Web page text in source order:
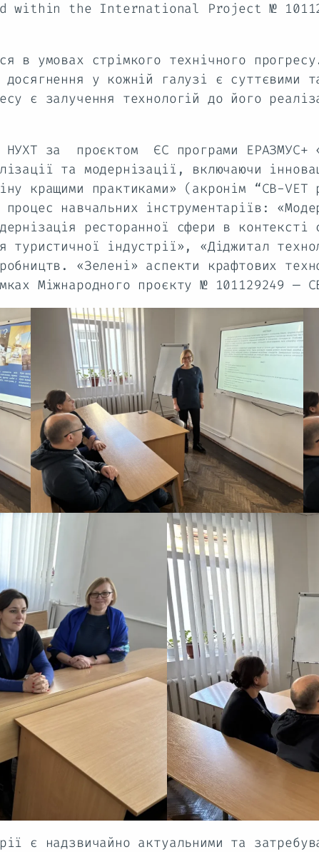
within the International Project №
в умовах стрімкого технічного
у кожній галузі є суттєвими
є залучення технологій до його
за проєктом ЄС програми ЕРАЗМУС+
та модернізації, включаючи
кращими практиками» (акронім “CB-
навчальних інструментаріїв:
ресторанної сфери в контексті
туристичної індустрії», «Діджитал
«Зелені» аспекти крафтових
Міжнародного проєкту № 101129249 —
є надзвичайно актуальними та